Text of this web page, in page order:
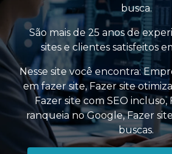
busca.
São mais de 25 anos de
sites e clientes satisfeitos
Nesse site você encontra:
em fazer site,Fazer site
Fazer site com SEO incluso,
ranqueia no Google,Fazer
buscas.